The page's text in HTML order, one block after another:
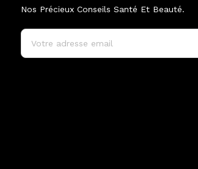
Nos Précieux Conseils Santé Et Beauté.